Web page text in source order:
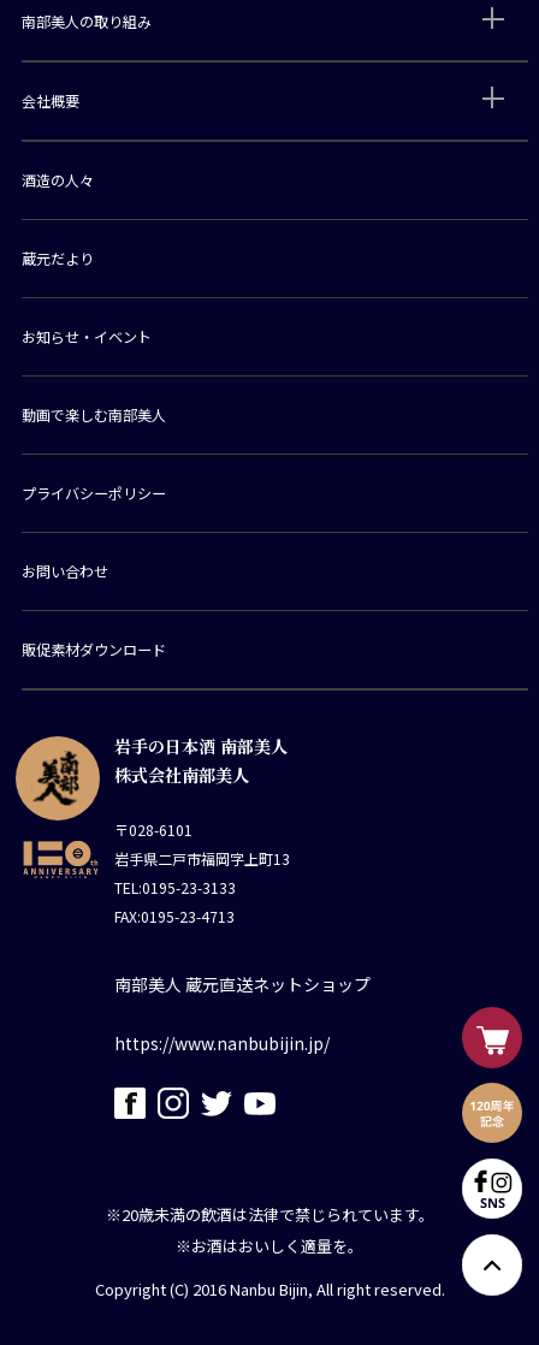
岩手の日本酒 南部美人
株式会社南部美人
〒028-6101
岩手県二戸市福岡字上町13
TEL:0195-23-3133
FAX:0195-23-4713
南部美人 蔵元直送ネットショップ
https://www.nanbubijin.jp/
南部美人の取り組み
会社概要
酒造の人々
蔵元だより
お知らせ・イベント
動画で楽しむ南部美人
プライバシーポリシー
お問い合わせ
販促素材ダウンロード
※20歳未満の飲酒は法律で禁じられています。
※お酒はおいしく適量を。
Copyright (C) 2016 Nanbu Bijin, All right reserved.